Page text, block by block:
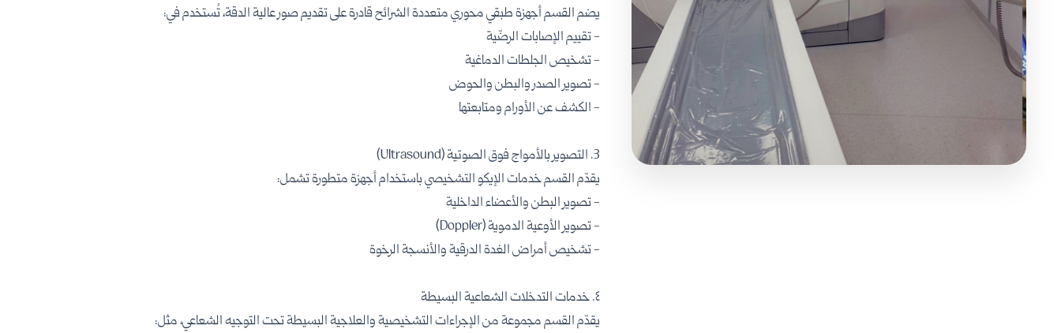
يضم القسم أجهزة طبقي محوري متعددة الشرائح قادرة على تقديم صور عالية الدقة، تُستخدم في:
- تقييم الإصابات الرضّية
- تشخيص الجلطات الدماغية
- تصوير الصدر والبطن والحوض
- الكشف عن الأورام ومتابعتها
3. التصوير بالأمواج فوق الصوتية (Ultrasound)
يقدّم القسم خدمات الإيكو التشخيصي باستخدام أجهزة متطورة تشمل:
- تصوير البطن والأعضاء الداخلية
- تصوير الأوعية الدموية (Doppler)
- تشخيص أمراض الغدة الدرقية والأنسجة الرخوة
٤. خدمات التدخلات الشعاعية البسيطة
يقدّم القسم مجموعة من الإجراءات التشخيصية والعلاجية البسيطة تحت التوجيه الشعاعي، مثل: